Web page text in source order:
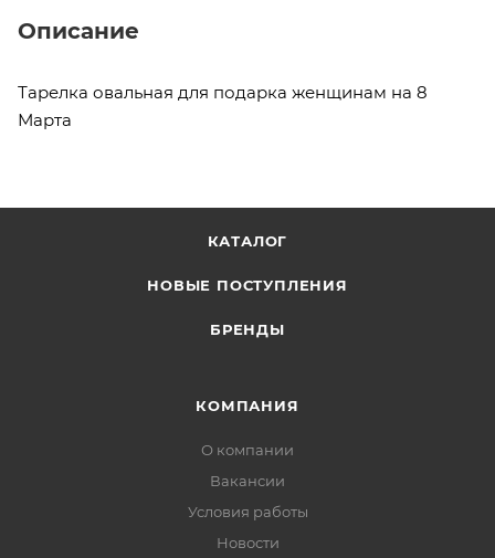
Описание
Тарелка овальная для подарка женщинам на 8
Марта
КАТАЛОГ
НОВЫЕ ПОСТУПЛЕНИЯ
БРЕНДЫ
КОМПАНИЯ
О компании
Вакансии
Условия работы
Новости